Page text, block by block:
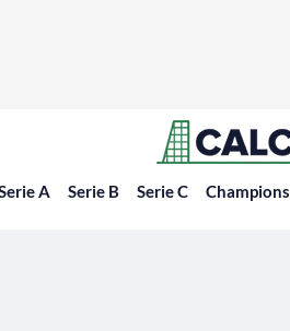
A Serie B Serie C Champions